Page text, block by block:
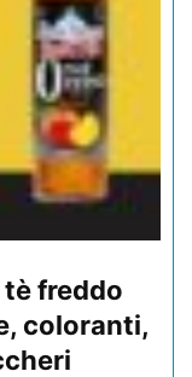
freddo
coloranti,